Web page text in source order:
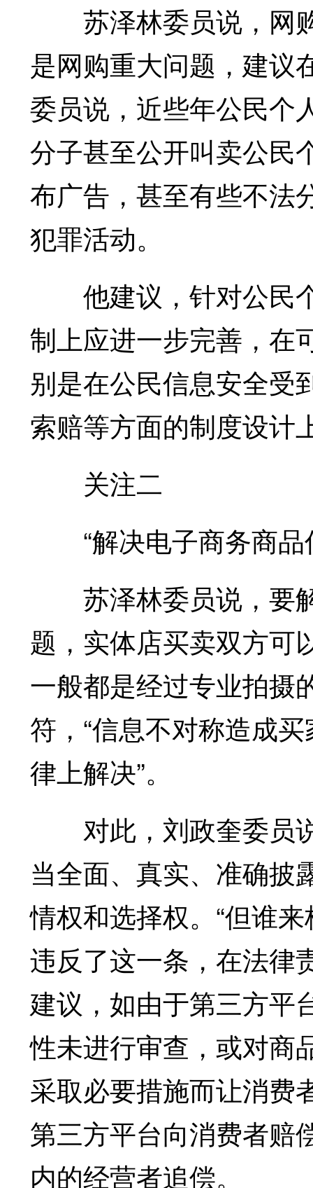
苏泽林委员说，网
是网购重大问题，建议
委员说，近些年公民个
分子甚至公开叫卖公民
布广告，甚至有些不法
犯罪活动。
他建议，针对公民
制上应进一步完善，在
别是在公民信息安全受
索赔等方面的制度设计
关注二
“解决电子商务商品
苏泽林委员说，要
题，实体店买卖双方可
一般都是经过专业拍摄
符，“信息不对称造成
律上解决”。
对此，刘政奎委员
当全面、真实、准确披
情权和选择权。“但谁
违反了这一条，在法律
建议，如由于第三方平
性未进行审查，或对商
采取必要措施而让消费
第三方平台向消费者赔
内的经营者追偿。